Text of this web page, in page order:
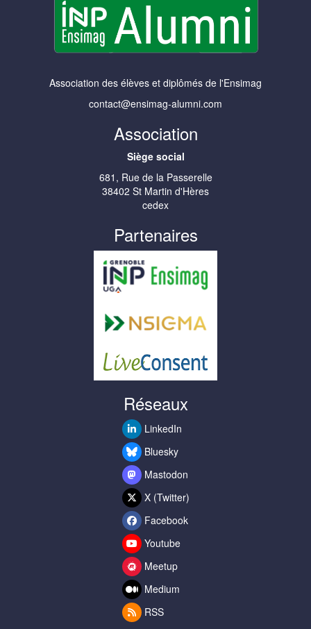
Association des élèves et diplômés de l'Ensimag
contact@ensimag-alumni.com
Association
Siège social
681, Rue de la Passerelle
38402 St Martin d'Hères
cedex
Partenaires
Réseaux
LinkedIn
Bluesky
Mastodon
X (Twitter)
Facebook
Youtube
Meetup
Medium
RSS